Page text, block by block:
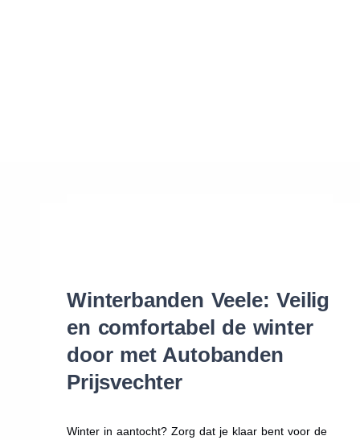
Winterbanden Veele: Veilig
en comfortabel de winter
door met Autobanden
Prijsvechter
Winter in aantocht? Zorg dat je klaar bent voor de